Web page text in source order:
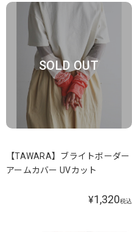
SOLD OUT
【TAWARA】ブライトボーダー
アームカバー UVカット
¥1,320税込